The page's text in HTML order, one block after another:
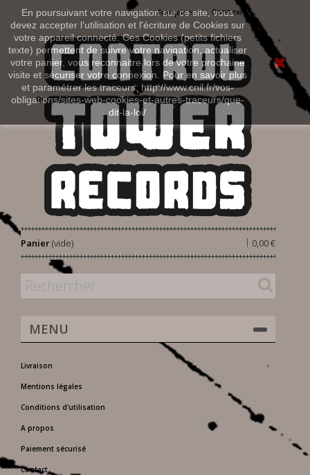
En poursuivant votre navigation sur ce site, vous
devez accepter l’utilisation et l'écriture de Cookies sur
votre appareil connecté. Ces Cookies (petits fichiers
texte) permettent de suivre votre navigation, actualiser
votre panier, vous reconnaitre lors de votre prochaine
visite et sécuriser votre connexion. Pour en savoir plus
et paramétrer les traceurs: http://www.cnil.fr/vos-
obligations/sites-web-cookies-et-autres-traceurs/que-
dit-la-loi/
Connexion
Français
Panier 0,00 €
|
(vide)
MENU
Livraison
Mentions légales
Conditions d'utilisation
A propos
Paiement sécurisé
Contact